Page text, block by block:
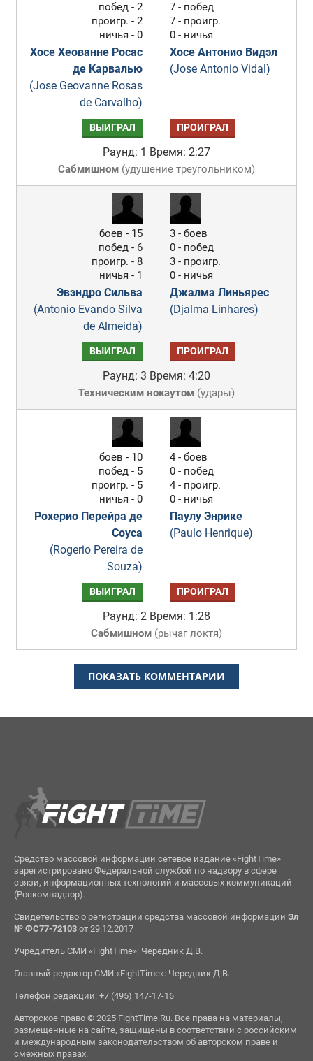
побед - 2
проигр. - 2
ничья - 0
Хосе Хеованне Росас
де Карвалью
(Jose Geovanne Rosas
de Carvalho)
7 - побед
7 - проигр.
0 - ничья
Хосе Антонио Видэл
(Jose Antonio Vidal)
ВЫИГРАЛ ПРОИГРАЛ
Раунд: 1 Время: 2:27
Сабмишном(удушение треугольником)
боев - 15
побед - 6
проигр. - 8
ничья - 1
Эвэндро Сильва
(Antonio Evando Silva
de Almeida)
3 - боев
0 - побед
3 - проигр.
0 - ничья
Джалма Линьярес
(Djalma Linhares)
ВЫИГРАЛ ПРОИГРАЛ
Раунд: 3 Время: 4:20
Техническим нокаутом(удары)
боев - 10
побед - 5
проигр. - 5
ничья - 0
Рохерио Перейра де
Соуса
(Rogerio Pereira de
Souza)
4 - боев
0 - побед
4 - проигр.
0 - ничья
Паулу Энрике
(Paulo Henrique)
ВЫИГРАЛ ПРОИГРАЛ
Раунд: 2 Время: 1:28
Сабмишном(рычаг локтя)
ПОКАЗАТЬ КОММЕНТАРИИ
Средство массовой информации сетевое издание «FightTime»
зарегистрировано Федеральной службой по надзору в сфере
связи, информационных технологий и массовых коммуникаций
(Роскомнадзор).
Свидетельство о регистрации средства массовой информации Эл
№ ФС77-72103от 29.12.2017
Учредитель СМИ «FightTime»: Чередник Д.В.
Главный редактор СМИ «FightTime»: Чередник Д.В.
Телефон редакции: +7 (495) 147-17-16
Авторское право © 2025 FightTime.Ru. Все права на материалы,
размещенные на сайте, защищены в соответствии с российским
и международным законодательством об авторском праве и
смежных правах.